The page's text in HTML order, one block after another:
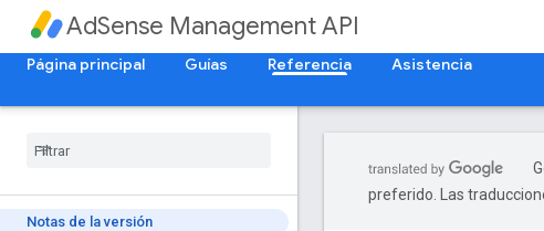
AdSense Management API
Página principal Guías Referencia Asistencia
Notas de la versión
preferido. Las